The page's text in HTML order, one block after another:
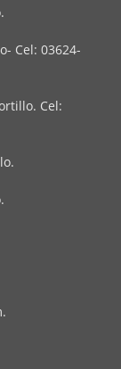
Cel: 03624-
Cel:
.